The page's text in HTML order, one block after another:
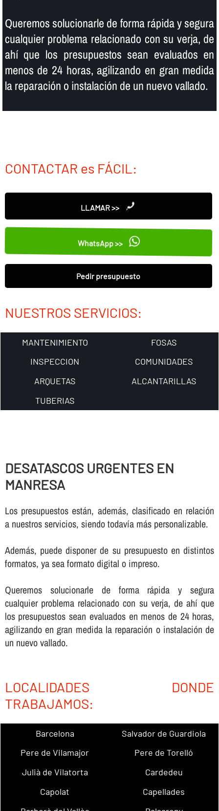
Queremos solucionarle de forma rápida y segura
cualquier problema relacionado con su verja, de
ahí­ que los presupuestos sean evaluados en
menos de 24 horas, agilizando en gran medida
la reparación o instalación de un nuevo vallado.
CONTACTAR es FÁCIL:
LLAMAR >>
WhatsApp >>
Pedir presupuesto
NUESTROS SERVICIOS:
MANTENIMIENTO
FOSAS
INSPECCION
COMUNIDADES
ARQUETAS
ALCANTARILLAS
TUBERIAS
DESATASCOS URGENTES EN
MANRESA
Los presupuestos están, además, clasificado en relación
a nuestros servicios, siendo todaví­a más personalizable.
Además, puede disponer de su presupuesto en distintos
formatos, ya sea formato digital o impreso.
Queremos solucionarle de forma rápida y segura
cualquier problema relacionado con su verja, de ahí­ que
los presupuestos sean evaluados en menos de 24 horas,
agilizando en gran medida la reparación o instalación de
un nuevo vallado.
LOCALIDADES DONDE
TRABAJAMOS:
Barcelona
Salvador de Guardiola
Pere de Vilamajor
Pere de Torelló
Julià de Vilatorta
Cardedeu
Capolat
Capellades